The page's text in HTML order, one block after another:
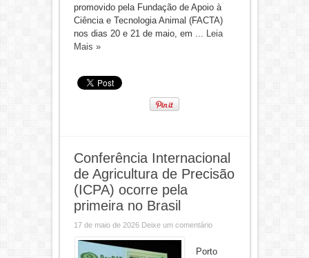
promovido pela Fundação de Apoio à
Ciência e Tecnologia Animal (FACTA)
nos dias 20 e 21 de maio, em ... Leia
Mais »
Conferência Internacional
de Agricultura de Precisão
(ICPA) ocorre pela
primeira no Brasil
17 de maio de 2026 Deixe um comentário
Porto